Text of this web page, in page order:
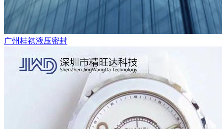
广州桂祺液压密封